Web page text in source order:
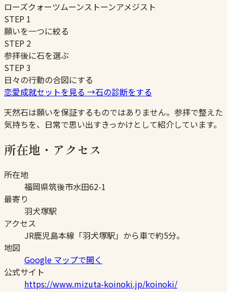
ローズクォーツムーンストーンアメジスト
STEP 1
願いを一つに絞る
STEP 2
参拝後に石を選ぶ
STEP3
日々の行動の合図にする
恋愛成就セットを見る →石の診断をする
天然石は願いを保証するものではありません。参拝で整えた
気持ちを、日常で思い出すきっかけとして紹介しています。
所在地・アクセス
所在地
福岡県筑後市水田62-1
最寄り
羽犬塚駅
アクセス
JR鹿児島本線「羽犬塚駅」から車で約5分。
地図
Google マップで開く
公式サイト
https://www.mizuta-koinoki.jp/koinoki/